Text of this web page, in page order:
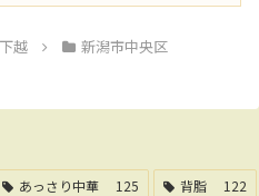
下越 新潟市中央区
あっさり中華 125 背脂
122